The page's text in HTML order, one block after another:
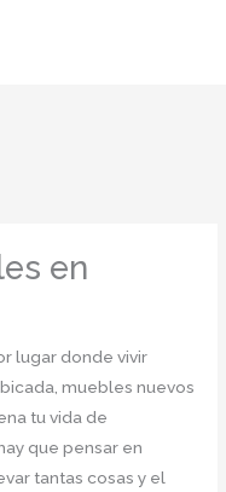
en
lugar donde vivir
muebles nuevos
tu vida de
que pensar en
tantas cosas y el